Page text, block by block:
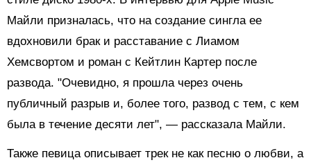
Майли призналась, что на создание сингла ее
вдохновили брак и расставание с Лиамом
Хемсвортом и роман с Кейтлин Картер после
развода. "Очевидно, я прошла через очень
публичный разрыв и, более того, развод с тем, с кем
была в течение десяти лет", — рассказала Майли.
Также певица описывает трек не как песню о любви, а